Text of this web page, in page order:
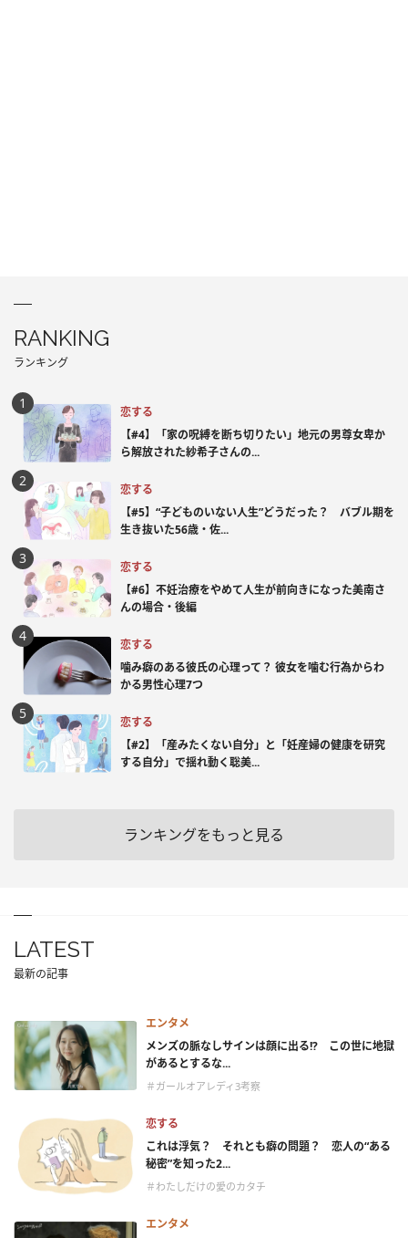
RANKING
ランキング
恋する
【#4】「家の呪縛を断ち切りたい」地元の男尊女卑か
ら解放された紗希子さんの...
恋する
【#5】“子どものいない人生”どうだった？ バブル期を
生き抜いた56歳・佐...
恋する
【#6】不妊治療をやめて人生が前向きになった美南さ
んの場合・後編
恋する
噛み癖のある彼氏の心理って？ 彼女を噛む行為からわ
かる男性心理7つ
恋する
【#2】「産みたくない自分」と「妊産婦の健康を研究
する自分」で揺れ動く聡美...
ランキングをもっと見る
LATEST
最新の記事
エンタメ
メンズの脈なしサインは顔に出る!? この世に地獄
があるとするな...
＃ガールオアレディ3考察
恋する
これは浮気？ それとも癖の問題？ 恋人の“ある
秘密”を知った2...
＃わたしだけの愛のカタチ
エンタメ